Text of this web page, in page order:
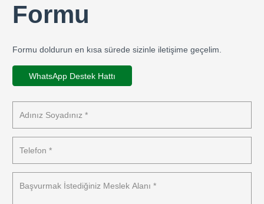
Formu
Formu doldurun en kısa sürede sizinle iletişime geçelim.
WhatsApp Destek Hattı